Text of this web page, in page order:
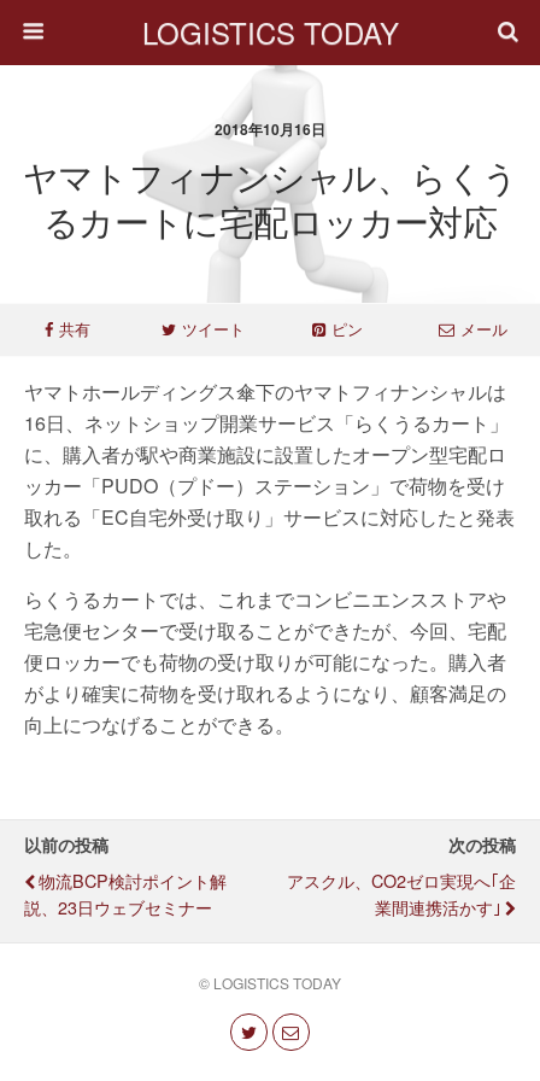
LOGISTICS TODAY
2018年10月16日
ヤマトフィナンシャル、らくう
るカートに宅配ロッカー対応
共有 ツイート ピン メール
ヤマトホールディングス傘下のヤマトフィナンシャルは
16日、ネットショップ開業サービス「らくうるカート」
に、購入者が駅や商業施設に設置したオープン型宅配ロ
ッカー「PUDO（プドー）ステーション」で荷物を受け
取れる「EC自宅外受け取り」サービスに対応したと発表
した。
らくうるカートでは、これまでコンビニエンスストアや
宅急便センターで受け取ることができたが、今回、宅配
便ロッカーでも荷物の受け取りが可能になった。購入者
がより確実に荷物を受け取れるようになり、顧客満足の
向上につなげることができる。
以前の投稿
物流BCP検討ポイント解
説、23日ウェブセミナー
次の投稿
アスクル、CO2ゼロ実現へ｢企
業間連携活かす｣
© LOGISTICS TODAY